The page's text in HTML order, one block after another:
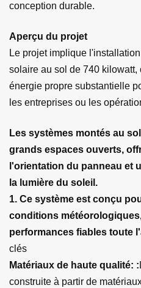
conception durable.
Aperçu du projet
Le projet implique
solaire au sol de 740
énergie propre substantielle
les entreprises ou les
Les systèmes montés au
grands espaces ouverts,
l'orientation du panneau et
la lumière du soleil.
1. Ce système est conçu
conditions
performances fiables toute
clés
Matériaux de haute qualité: :
construite à partir de